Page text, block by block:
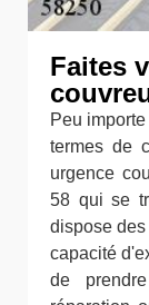
Faites
Peu
termes de
urgence
58 qui se
dispose
capacité
de